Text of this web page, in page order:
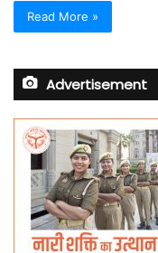
Read More »
Advertisement